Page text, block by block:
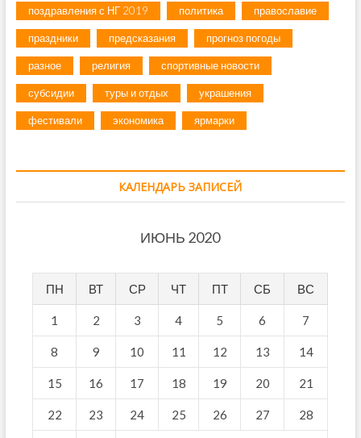
поздравления с НГ 2019 политика православие
праздники предсказания прогноз погоды
разное религия спортивные новости
субсидии туры и отдых украшения
фестивали экономика ярмарки
КАЛЕНДАРЬ ЗАПИСЕЙ
ИЮНЬ 2020
ПН ВТ СР ЧТ ПТ СБ ВС
1 2 3 4 5 6 7
8 9 10 11 12 13 14
15 16 17 18 19 20 21
22 23 24 25 26 27 28